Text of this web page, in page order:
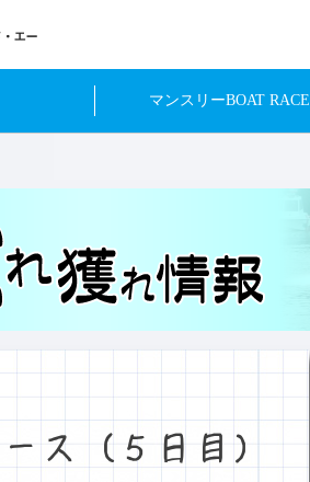
マンスリーBOAT RACE
ス（５日目）